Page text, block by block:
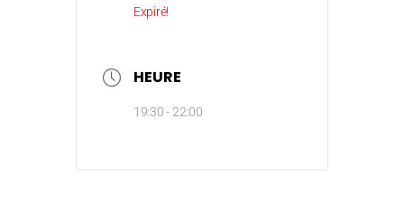
Expiré!
HEURE
19:30 - 22:00